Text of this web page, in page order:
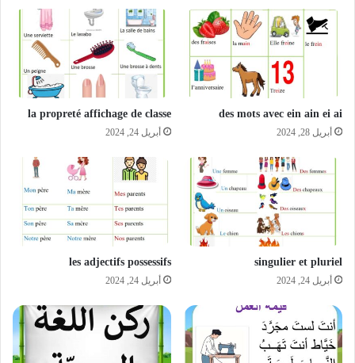
des mots avec ein ain ei ai
أبريل 28, 2024
la propreté affichage de classe
أبريل 24, 2024
singulier et pluriel
أبريل 24, 2024
les adjectifs possessifs
أبريل 24, 2024